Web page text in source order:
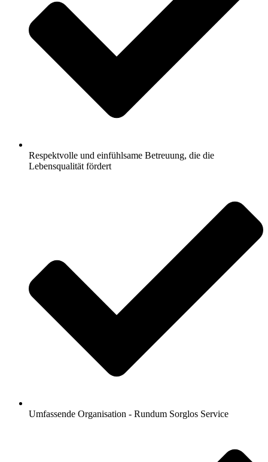
Respektvolle und einfühlsame Betreuung, die die
Lebensqualität fördert
Umfassende Organisation - Rundum Sorglos Service